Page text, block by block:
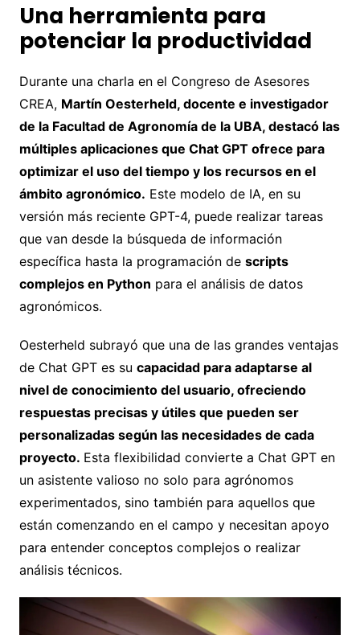
Una herramienta para
potenciar la productividad
Durante una charla en el Congreso de Asesores
CREA, Martín Oesterheld, docente e investigador
de la Facultad de Agronomía de la UBA, destacó las
múltiples aplicaciones que Chat GPT ofrece para
optimizar el uso del tiempo y los recursos en el
ámbito agronómico. Este modelo de IA, en su
versión más reciente GPT-4, puede realizar tareas
que van desde la búsqueda de información
específica hasta la programación de scripts
complejos en Python para el análisis de datos
agronómicos.
Oesterheld subrayó que una de las grandes ventajas
de Chat GPT es su capacidad para adaptarse al
nivel de conocimiento del usuario, ofreciendo
respuestas precisas y útiles que pueden ser
personalizadas según las necesidades de cada
proyecto. Esta flexibilidad convierte a Chat GPT en
un asistente valioso no solo para agrónomos
experimentados, sino también para aquellos que
están comenzando en el campo y necesitan apoyo
para entender conceptos complejos o realizar
análisis técnicos.